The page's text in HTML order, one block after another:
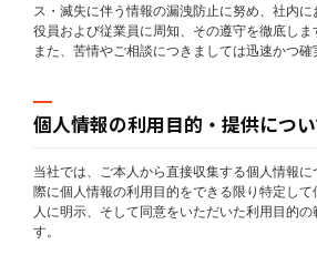
ス・滅失に伴う情報の漏洩防止に努め、社内
役員および従業員に周知、その遵守を徹底しま
また、苦情やご相談につきましては迅速かつ確
個人情報の利用目的・提供につ
当社では、ご本人から直接収集する個人情報
際に個人情報の利用目的をできる限り特定し
人に明示、そして同意をいただいた利用目的
す。